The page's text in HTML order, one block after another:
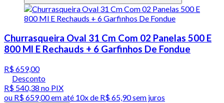
Churrasqueira Oval 31 Cm Com 02 Panelas 500 E
800 Ml E Rechauds + 6 Garfinhos De Fondue
R$ 659,00
Desconto
R$ 540,38 no PIX
ou R$ 659,00em até 10x de R$ 65,90 sem juros